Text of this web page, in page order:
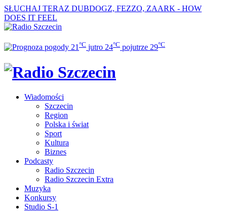
SŁUCHAJ TERAZ DUBDOGZ, FEZZO, ZAARK - HOW
DOES IT FEEL
21 °C jutro 24°C pojutrze 29°C
Wiadomości
Szczecin
Region
Polska i świat
Sport
Kultura
Biznes
Podcasty
Radio Szczecin
Radio Szczecin Extra
Muzyka
Konkursy
Studio S-1